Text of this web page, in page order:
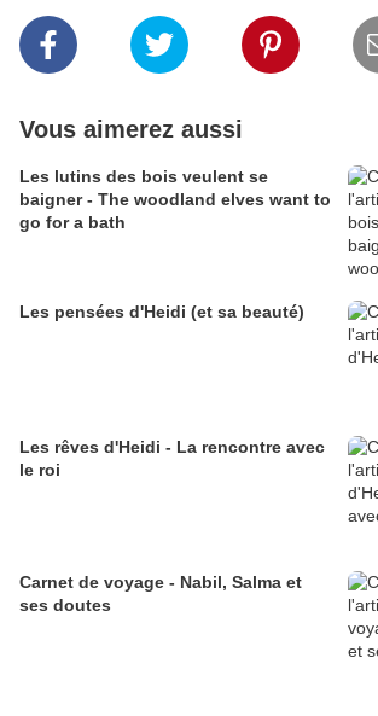
Vous aimerez aussi
Les lutins des bois veulent se
baigner - The woodland elves want to
go for a bath
Les pensées d'Heidi (et sa beauté)
Les rêves d'Heidi - La rencontre avec
le roi
Carnet de voyage - Nabil, Salma et
ses doutes